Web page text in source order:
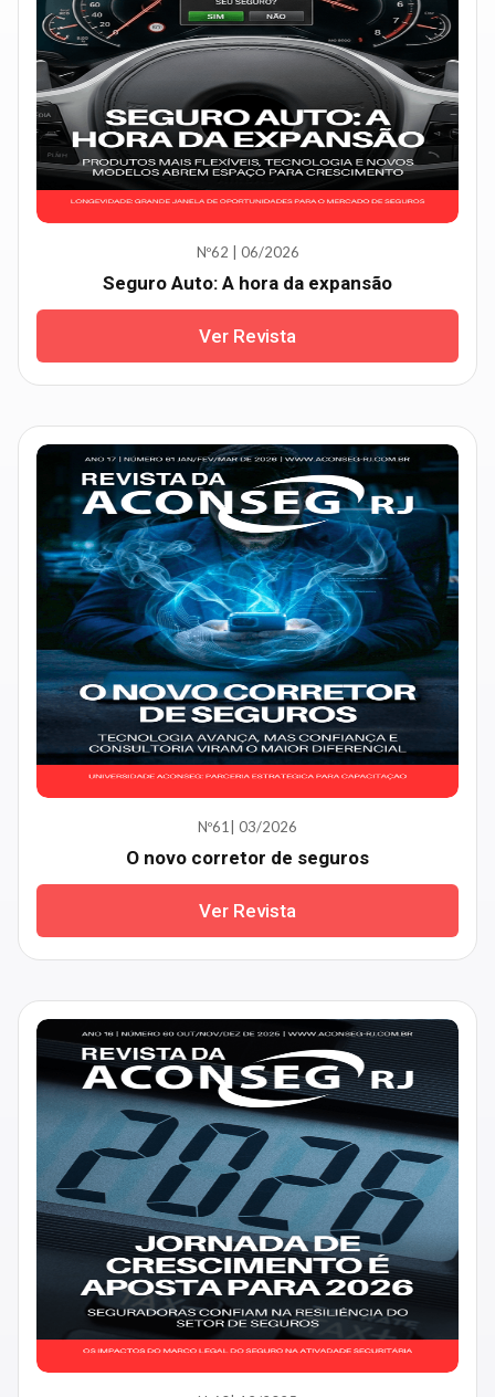
Nº62 | 06/2026
Seguro Auto: A hora da expansão
Ver Revista
Nº61| 03/2026
O novo corretor de seguros
Ver Revista